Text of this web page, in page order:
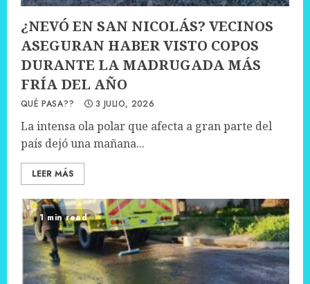
¿NEVÓ EN SAN NICOLÁS? VECINOS
ASEGURAN HABER VISTO COPOS
DURANTE LA MADRUGADA MÁS
FRÍA DEL AÑO
QUÉ PASA?? 3 JULIO, 2026
La intensa ola polar que afecta a gran parte del
país dejó una mañana...
LEER MÁS
1 min read